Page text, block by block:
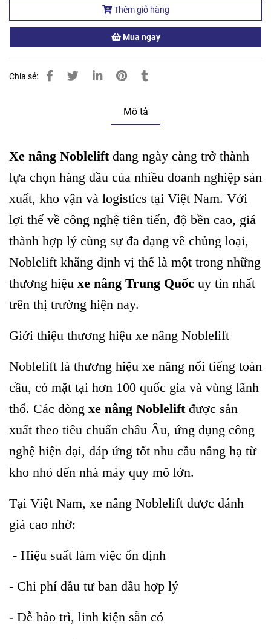
Thêm giỏ hàng
Mua ngay
Chia sẻ:
Mô tả
Xe nâng Nobleliftđang ngày càng trở thành
lựa chọn hàng đầu của nhiều doanh nghiệp sản
xuất, kho vận và logistics tại Việt Nam. Với
lợi thế về công nghệ tiên tiến, độ bền cao, giá
thành hợp lý cùng sự đa dạng về chủng loại,
Noblelift khẳng định vị thế là một trong những
thương hiệu xe nâng Trung Quốc uy tín nhất
trên thị trường hiện nay.
Giới thiệu thương hiệu xe nâng Noblelift
Noblelift là thương hiệu xe nâng nổi tiếng toàn
cầu, có mặt tại hơn 100 quốc gia và vùng lãnh
thổ. Các dòng xe nâng Nobleliftđược sản
xuất theo tiêu chuẩn châu Âu, ứng dụng công
nghệ hiện đại, đáp ứng tốt nhu cầu nâng hạ từ
kho nhỏ đến nhà máy quy mô lớn.
Tại Việt Nam, xe nâng Noblelift được đánh
giá cao nhờ:
- Hiệu suất làm việc ổn định
- Chi phí đầu tư ban đầu hợp lý
- Dễ bảo trì, linh kiện sẵn có